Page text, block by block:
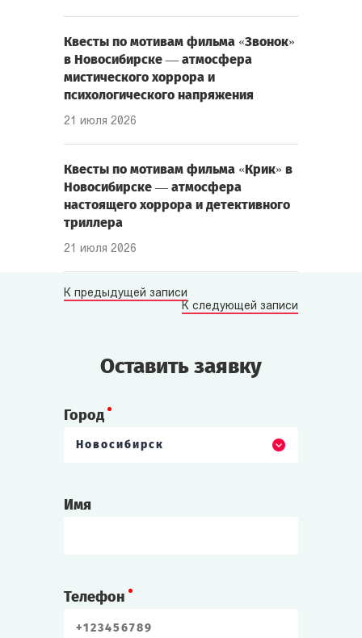
Квесты по мотивам фильма «Звонок»
в Новосибирске — атмосфера
мистического хоррора и
психологического напряжения
21 июля 2026
Квесты по мотивам фильма «Крик» в
Новосибирске — атмосфера
настоящего хоррора и детективного
триллера
21 июля 2026
К предыдущей записи
К следующей записи
Оставить заявку
Город
Новосибирск
Имя
Телефон